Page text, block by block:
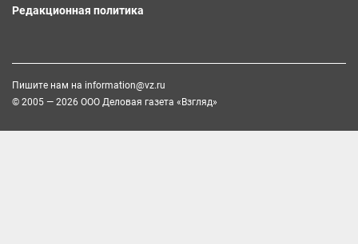
Редакционная политика
Пишите нам на information@vz.ru
© 2005 — 2026 ООО Деловая газета «Взгляд»